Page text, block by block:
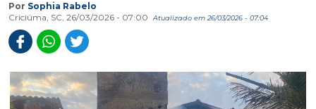
Por Sophia Rabelo
Criciúma, SC, 26/03/2026 - 07:00
Atualizado em 26/03/2026 - 07:04